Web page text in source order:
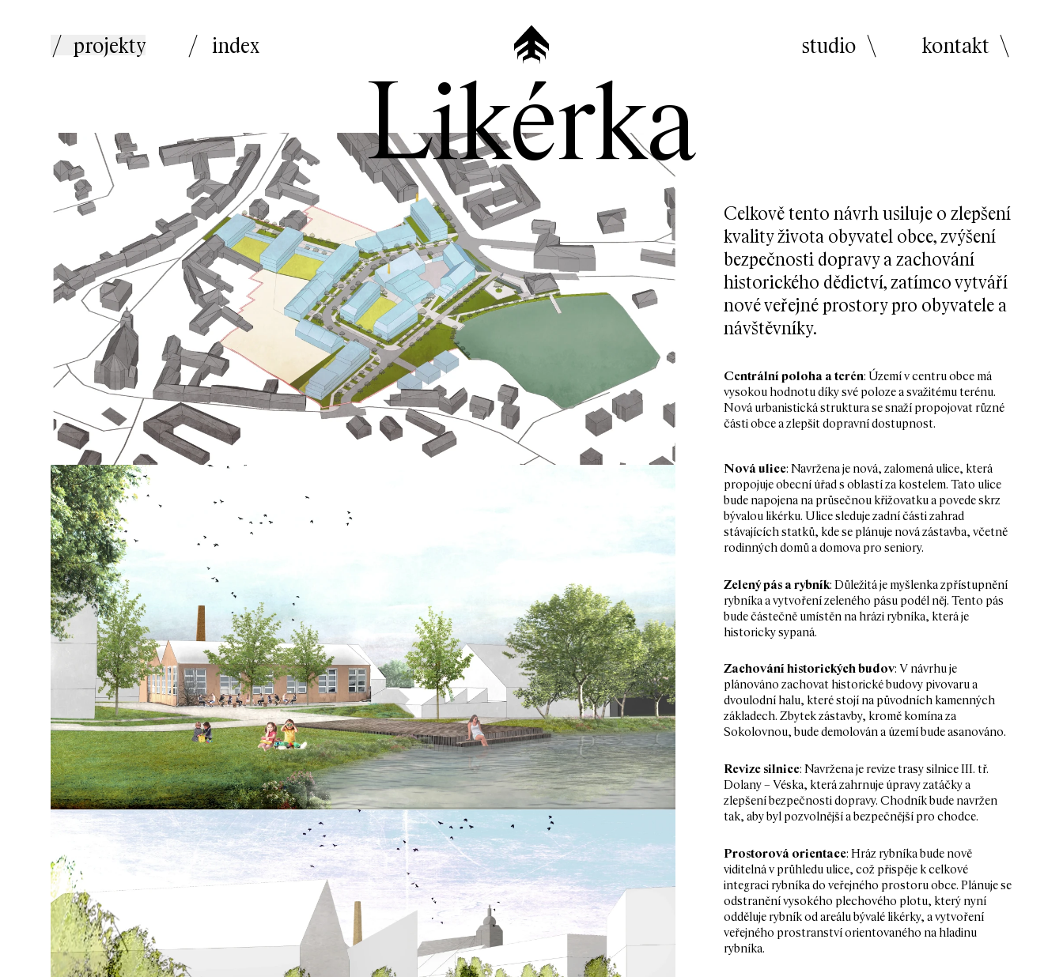
/ projekty
kultura a sport
bydlení
interiéry
urbanismus a krajina
rakety
/ index studio \ kontakt \
Likérka
Celkově tento návrh usiluje o zlepšení
kvality života obyvatel obce, zvýšení
bezpečnosti dopravy a zachování
historického dědictví, zatímco vytváří
nové veřejné prostory pro obyvatele a
návštěvníky.
Centrální poloha a terén: Území v centru obce má
vysokou hodnotu díky své poloze a svažitému terénu.
Nová urbanistická struktura se snaží propojovat různé
části obce a zlepšit dopravní dostupnost.
Nová ulice: Navržena je nová, zalomená ulice, která
propojuje obecní úřad s oblastí za kostelem. Tato ulice
bude napojena na průsečnou křižovatku a povede skrz
bývalou likérku. Ulice sleduje zadní části zahrad
stávajících statků, kde se plánuje nová zástavba, včetně
rodinných domů a domova pro seniory.
Zelený pás a rybník: Důležitá je myšlenka zpřístupnění
rybníka a vytvoření zeleného pásu podél něj. Tento pás
bude částečně umístěn na hrázi rybníka, která je
historicky sypaná.
Zachování historických budov: V návrhu je
plánováno zachovat historické budovy pivovaru a
dvoulodní halu, které stojí na původních kamenných
základech. Zbytek zástavby, kromě komína za
Sokolovnou, bude demolován a území bude asanováno.
Revize silnice: Navržena je revize trasy silnice III. tř.
Dolany – Véska, která zahrnuje úpravy zatáčky a
zlepšení bezpečnosti dopravy. Chodník bude navržen
tak, aby byl pozvolnější a bezpečnější pro chodce.
Prostorová orientace: Hráz rybníka bude nově
viditelná v průhledu ulice, což přispěje k celkové
integraci rybníka do veřejného prostoru obce. Plánuje se
odstranění vysokého plechového plotu, který nyní
odděluje rybník od areálu bývalé likérky, a vytvoření
veřejného prostranství orientovaného na hladinu
rybníka.